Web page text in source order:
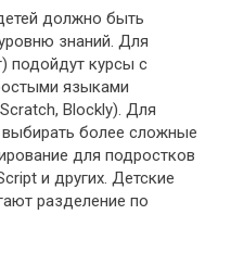
должно быть
знаний. Для
подойдут курсы с
языками
Blockly). Для
более сложные
для подростков
и других. Детские
разделение по